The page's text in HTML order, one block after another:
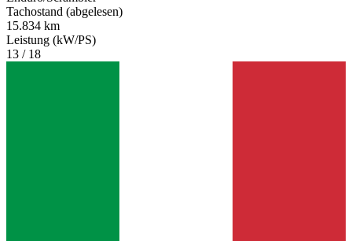
Tachostand (abgelesen)
15.834 km
Leistung (kW/PS)
13 / 18